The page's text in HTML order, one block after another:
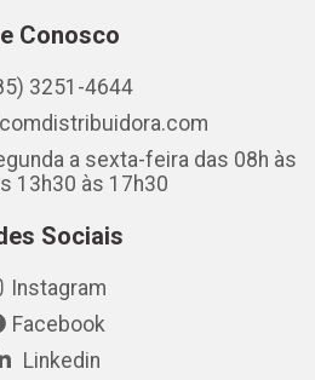
Conosco
3251-4644
a sexta-feira das 08h às
13h30 às 17h30
Sociais
Instagram
Facebook
Linkedin